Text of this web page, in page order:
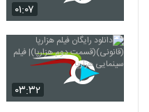
۰۱:۰۷
۰۳:۳۲